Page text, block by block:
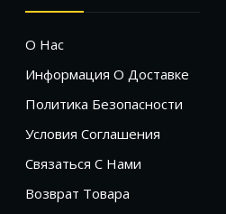
О Нас
Информация О Доставке
Политика Безопасности
Условия Соглашения
Связаться С Нами
Возврат Товара